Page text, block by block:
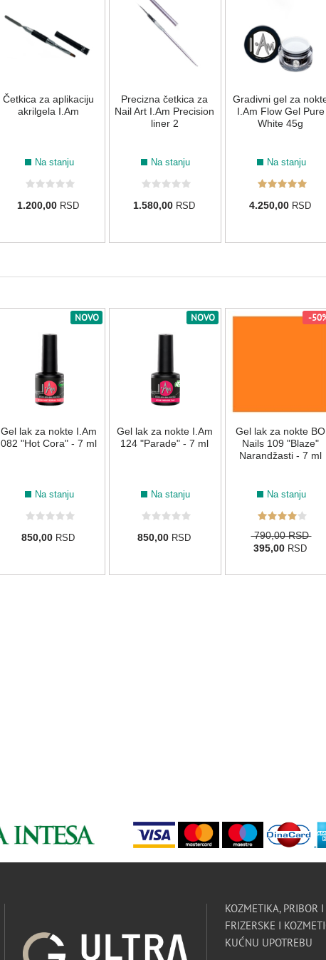
Četkica za aplikaciju
akrilgela I.Am
Na stanju
1.200,00 RSD
Precizna četkica za
Nail Art I.Am Precision
liner 2
Na stanju
1.580,00 RSD
Gradivni gel za
I.Am Flow Gel Pure
White 45g
Na stanju
4.250,00 RSD
NOVO
Gel lak za nokte I.Am
082 "Hot Cora" - 7 ml
Na stanju
850,00 RSD
NOVO
Gel lak za nokte I.Am
124 "Parade" - 7 ml
Na stanju
850,00 RSD
-
Gel lak za nokte BO
Nails 109 "Blaze"
Narandžasti - 7 ml
Na stanju
790,00 RSD
395,00 RSD
KOZMETIKA, PRIBOR
FRIZERSKE I
KUĆNU UPOTREBU